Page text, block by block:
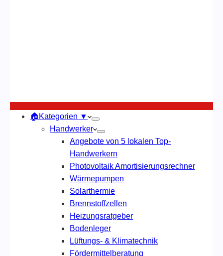
🏠Kategorien ▼
Handwerker
Angebote von 5 lokalen Top-
Handwerkern
Photovoltaik Amortisierungsrechner
Wärmepumpen
Solarthermie
Brennstoffzellen
Heizungsratgeber
Bodenleger
Lüftungs- & Klimatechnik
Fördermittelberatung